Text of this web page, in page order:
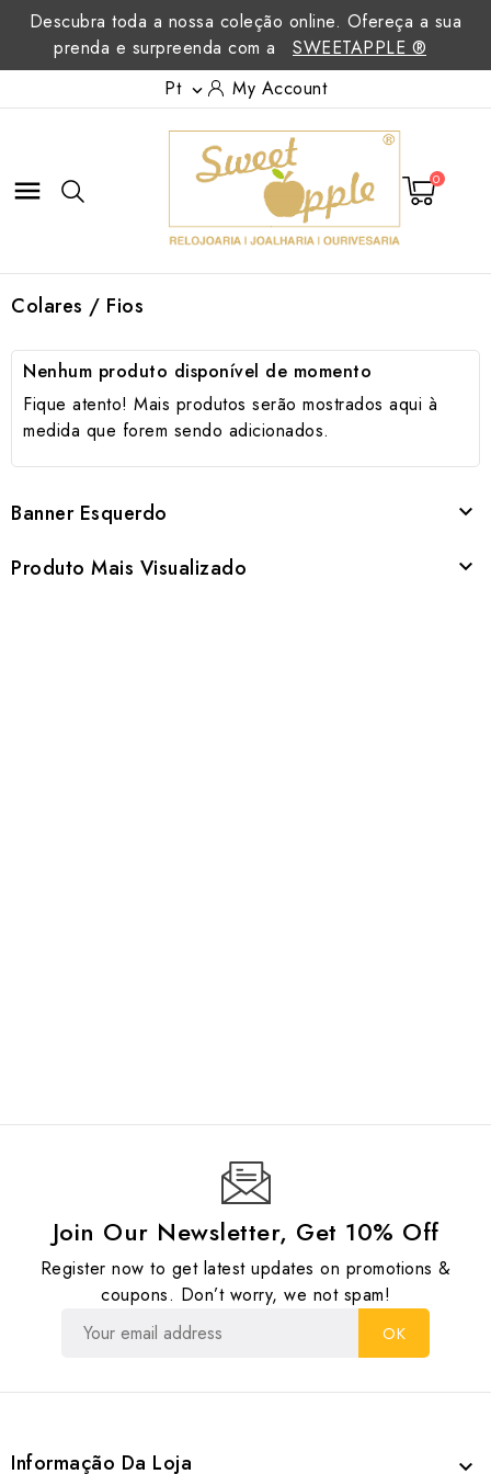
Descubra toda a nossa coleção online. Ofereça a sua
prenda e surpreenda com a
SWEETAPPLE ®
Pt  My Account
 0
Colares / Fios
Nenhum produto disponível de momento
Fique atento! Mais produtos serão mostrados aqui à
medida que forem sendo adicionados.
Banner Esquerdo 
Produto Mais Visualizado 
Join Our Newsletter, Get 10% Off
Register now to get latest updates on promotions &
coupons. Don’t worry, we not spam!
Informação Da Loja 